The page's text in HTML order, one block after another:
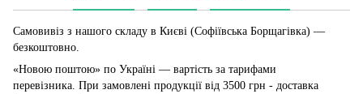
Самовивіз з нашого складу в Києві (Софіївська Борщагівка) —
безкоштовно.
«Новою поштою» по Україні — вартість за тарифами
перевізника. При замовлені продукції від 3500 грн - доставка